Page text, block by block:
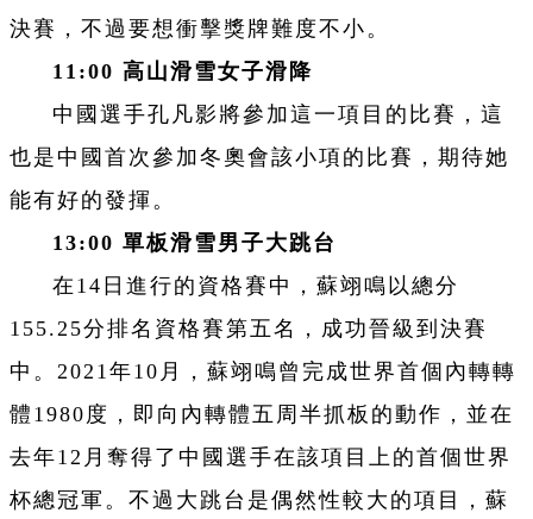
決賽，不過要想衝擊獎牌難度不小。
11:00 高山滑雪女子滑降
中國選手孔凡影將參加這一項目的比賽，這
也是中國首次參加冬奧會該小項的比賽，期待她
能有好的發揮。
13:00 單板滑雪男子大跳台
在14日進行的資格賽中，蘇翊鳴以總分
155.25分排名資格賽第五名，成功晉級到決賽
中。2021年10月，蘇翊鳴曾完成世界首個內轉轉
體1980度，即向內轉體五周半抓板的動作，並在
去年12月奪得了中國選手在該項目上的首個世界
杯總冠軍。不過大跳台是偶然性較大的項目，蘇